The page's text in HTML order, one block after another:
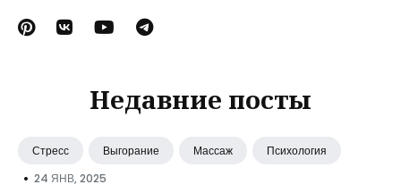
Недавние посты
Стресс Выгорание Массаж Психология
• 24 ЯНВ, 2025